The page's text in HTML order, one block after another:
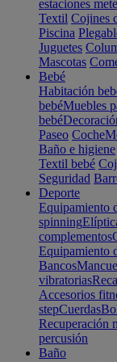
estaciones
Textil Cojines
Piscina
Juguetes
Mascotas
Bebé
Habitación
bebéMuebles
bebé
Paseo Coche
Baño e higiene
Textil bebé
Seguridad
Deporte
Equipamiento
spinning
complementos
Equipamiento
Bancos
vibratorias
Accesorios
stepCuerdas
Recuperación
percusión
Baño